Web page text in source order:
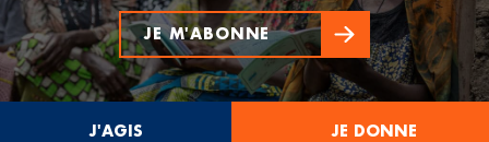
JE M'ABONNE
J'AGIS JE DONNE